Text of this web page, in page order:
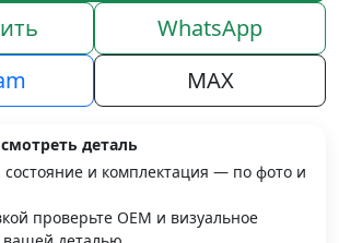
WhatsApp
MAX
деталь
состояние и комплектация — по фото и
проверьте OEM и визуальное